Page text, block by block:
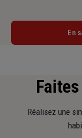
En
Faites
Réalisez une